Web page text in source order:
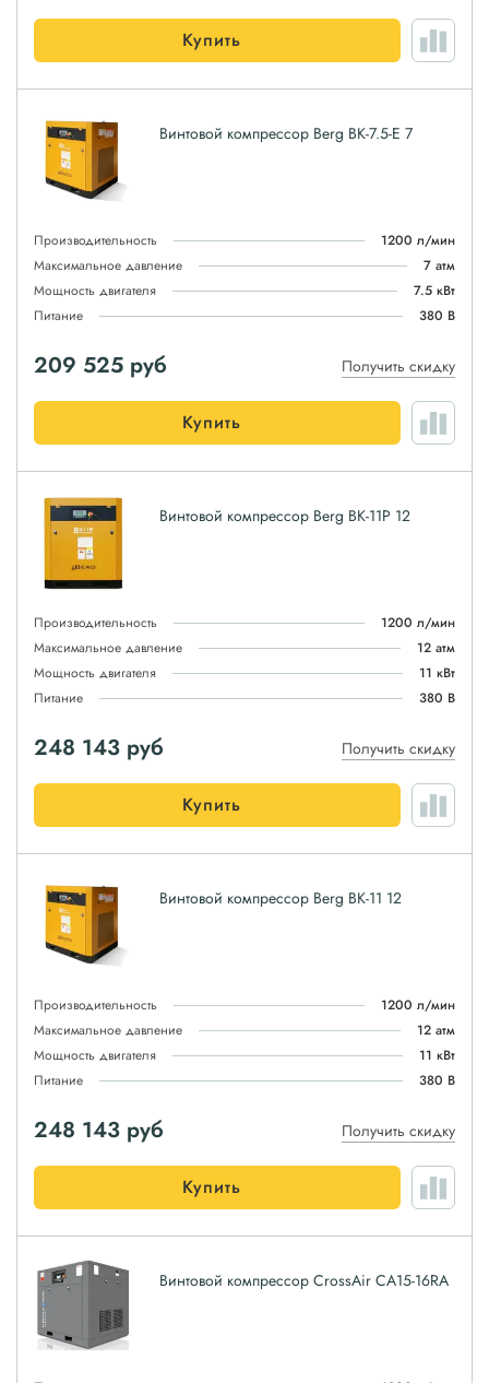
Купить
Винтовой компрессор Berg ВК-7.5-E 7
Производительность
1200 л/мин
Максимальное давление
7 атм
Мощность двигателя
7.5 кВт
Питание
380 В
209 525 руб Получить скидку
Купить
Винтовой компрессор Berg ВК-11Р 12
Производительность
1200 л/мин
Максимальное давление
12 атм
Мощность двигателя
11 кВт
Питание
380 В
248 143 руб Получить скидку
Купить
Винтовой компрессор Berg ВК-11 12
Производительность
1200 л/мин
Максимальное давление
12 атм
Мощность двигателя
11 кВт
Питание
380 В
248 143 руб Получить скидку
Купить
Винтовой компрессор CrossAir CA15-16RA